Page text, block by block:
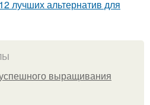
лучших альтернатив для
выращивания